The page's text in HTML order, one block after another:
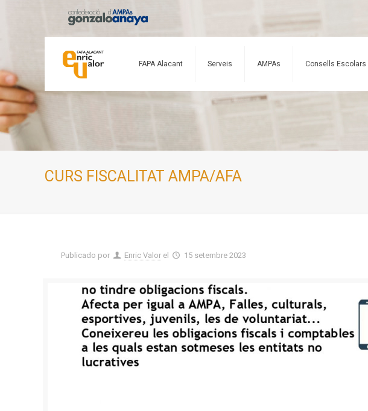
FAPA Alacant Serveis AMPAs Consells Escolars
CURS FISCALITAT AMPA/AFA
Publicado por Enric Valor el 15 setembre 2023